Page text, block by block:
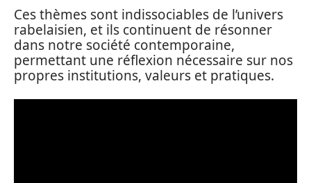
Ces thèmes sont indissociables de l’univers
rabelaisien, et ils continuent de résonner
dans notre société contemporaine,
permettant une réflexion nécessaire sur nos
propres institutions, valeurs et pratiques.